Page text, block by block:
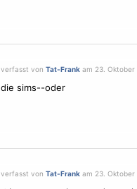
verfasst von Tat-Frankam 23. Oktober
die sims--oder
verfasst von Tat-Frankam 23. Oktober